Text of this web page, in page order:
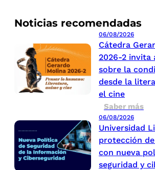
Noticias recomendadas
06/08/2026
Cátedra
2026-2 invita
sobre la
desde la
el cine
Saber más
06/08/2026
Universidad
protección
con nueva
seguridad y